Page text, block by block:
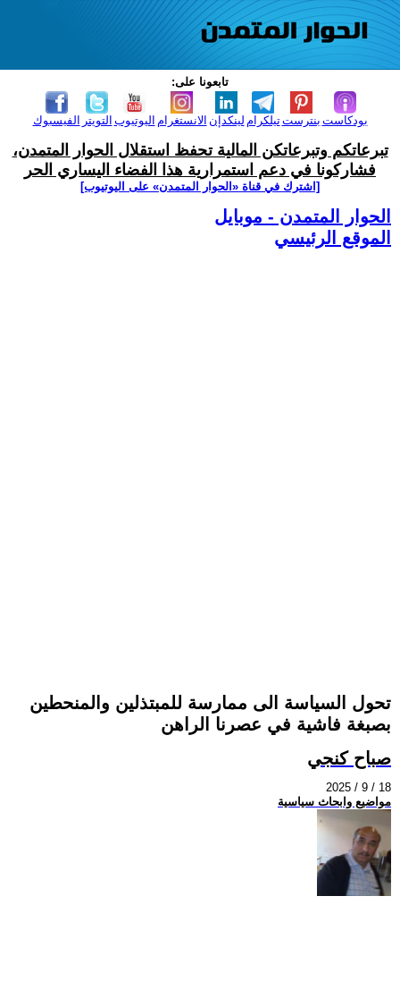
تابعونا على:
الفيسبوك التويتر اليوتيوب الانستغرام لينكدإن تيلكرامبنترست بودكاست
تبرعاتكم وتبرعاتكن المالية تحفظ استقلال الحوار المتمدن،
فشاركونا في دعم استمرارية هذا الفضاء اليساري الحر
[اشترك في قناة ‫«الحوار المتمدن» على اليوتيوب]
الحوار المتمدن - موبايل
الموقع الرئيسي
تحول السياسة الى ممارسة للمبتذلين والمنحطين
بصبغة فاشية في عصرنا الراهن
صباح كنجي
2025 / 9 / 18
مواضيع وابحاث سياسية